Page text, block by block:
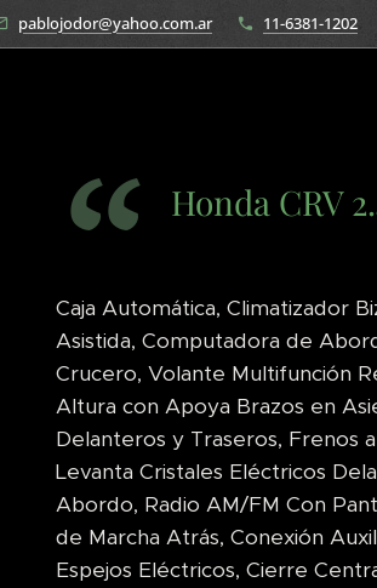
pablojodor@yahoo.com.ar 11-6381-1202
Honda CRV
Caja Automática, Climatizador
Asistida, Computadora de
Crucero, Volante Multifunción
Altura con Apoya Brazos en
Delanteros y Traseros, Frenos
Levanta Cristales Eléctricos
Abordo, Radio AM/FM Con
de Marcha Atrás, Conexión
Espejos Eléctricos, Cierre